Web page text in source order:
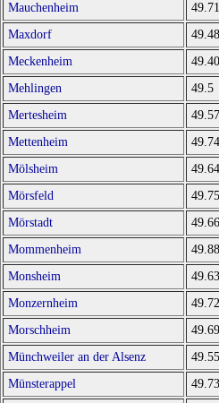
Mauchenheim
Maxdorf
Meckenheim
Mehlingen
49.5
Mertesheim
Mettenheim
49.74
Mölsheim
Mörsfeld
49.75
Mörstadt
Mommenheim
Monsheim
Monzernheim
Morschheim
Münchweiler an der Alsenz
49.55
Münsterappel